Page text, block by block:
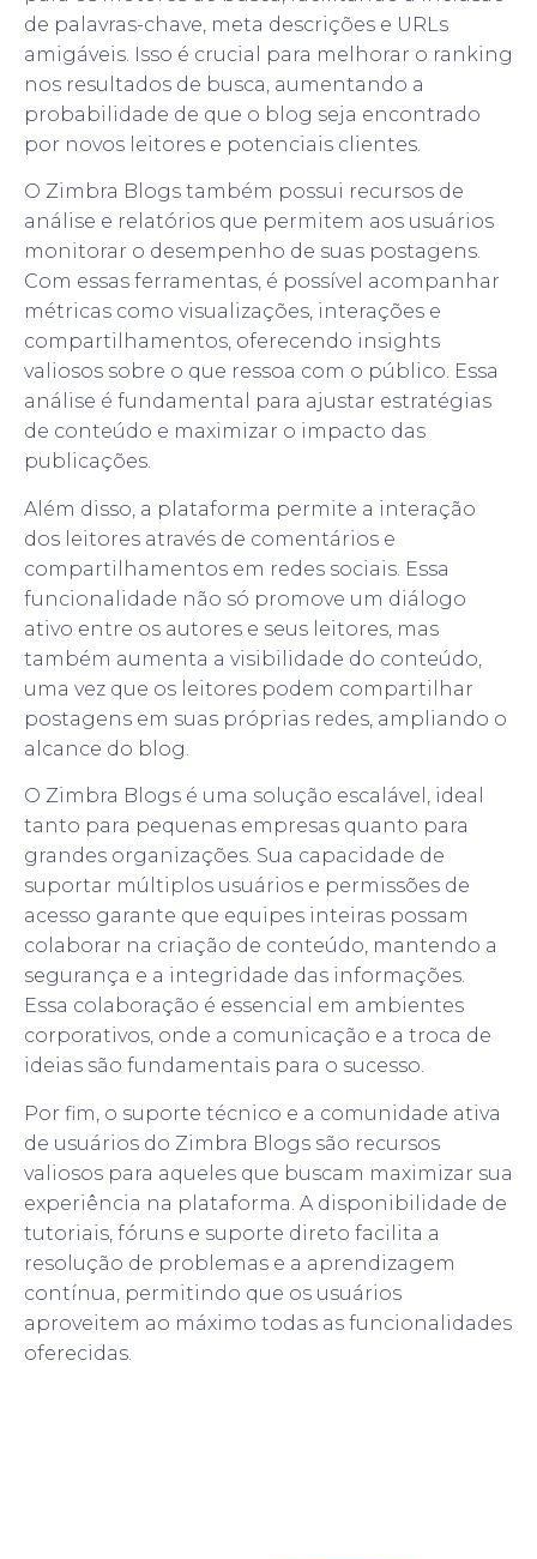
de palavras-chave, meta descrições e URLs
amigáveis. Isso é crucial para melhorar o ranking
nos resultados de busca, aumentando a
probabilidade de que o blog seja encontrado
por novos leitores e potenciais clientes.
O Zimbra Blogs também possui recursos de
análise e relatórios que permitem aos usuários
monitorar o desempenho de suas postagens.
Com essas ferramentas, é possível acompanhar
métricas como visualizações, interações e
compartilhamentos, oferecendo insights
valiosos sobre o que ressoa com o público. Essa
análise é fundamental para ajustar estratégias
de conteúdo e maximizar o impacto das
publicações.
Além disso, a plataforma permite a interação
dos leitores através de comentários e
compartilhamentos em redes sociais. Essa
funcionalidade não só promove um diálogo
ativo entre os autores e seus leitores, mas
também aumenta a visibilidade do conteúdo,
uma vez que os leitores podem compartilhar
postagens em suas próprias redes, ampliando o
alcance do blog.
O Zimbra Blogs é uma solução escalável, ideal
tanto para pequenas empresas quanto para
grandes organizações. Sua capacidade de
suportar múltiplos usuários e permissões de
acesso garante que equipes inteiras possam
colaborar na criação de conteúdo, mantendo a
segurança e a integridade das informações.
Essa colaboração é essencial em ambientes
corporativos, onde a comunicação e a troca de
ideias são fundamentais para o sucesso.
Por fim, o suporte técnico e a comunidade ativa
de usuários do Zimbra Blogs são recursos
valiosos para aqueles que buscam maximizar sua
experiência na plataforma. A disponibilidade de
tutoriais, fóruns e suporte direto facilita a
resolução de problemas e a aprendizagem
contínua, permitindo que os usuários
aproveitem ao máximo todas as funcionalidades
oferecidas.